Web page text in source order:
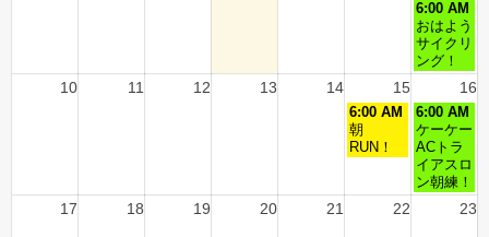
6:00 AM
おはよう
サイクリ
ング！
10 11 12 13 14 15 16
6:00 AM
朝
RUN！
6:00 AM
ケーケー
ACトラ
イアスロ
ン朝練！
17 18 19 20 21 22 23